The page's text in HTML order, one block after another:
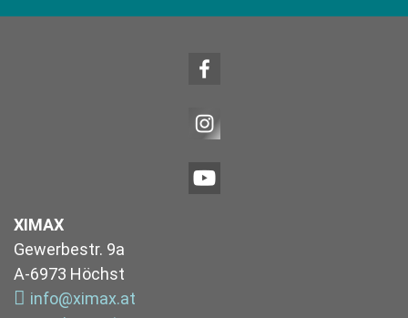
XIMAX
Gewerbestr. 9a
A-6973 Höchst
info@ximax.at